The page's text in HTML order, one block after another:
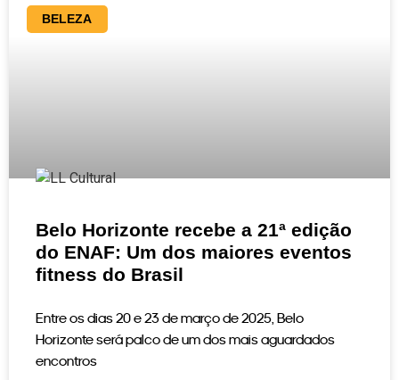
BELEZA
Belo Horizonte recebe a 21ª edição
do ENAF: Um dos maiores eventos
fitness do Brasil
Entre os dias 20 e 23 de março de 2025, Belo
Horizonte será palco de um dos mais aguardados
encontros